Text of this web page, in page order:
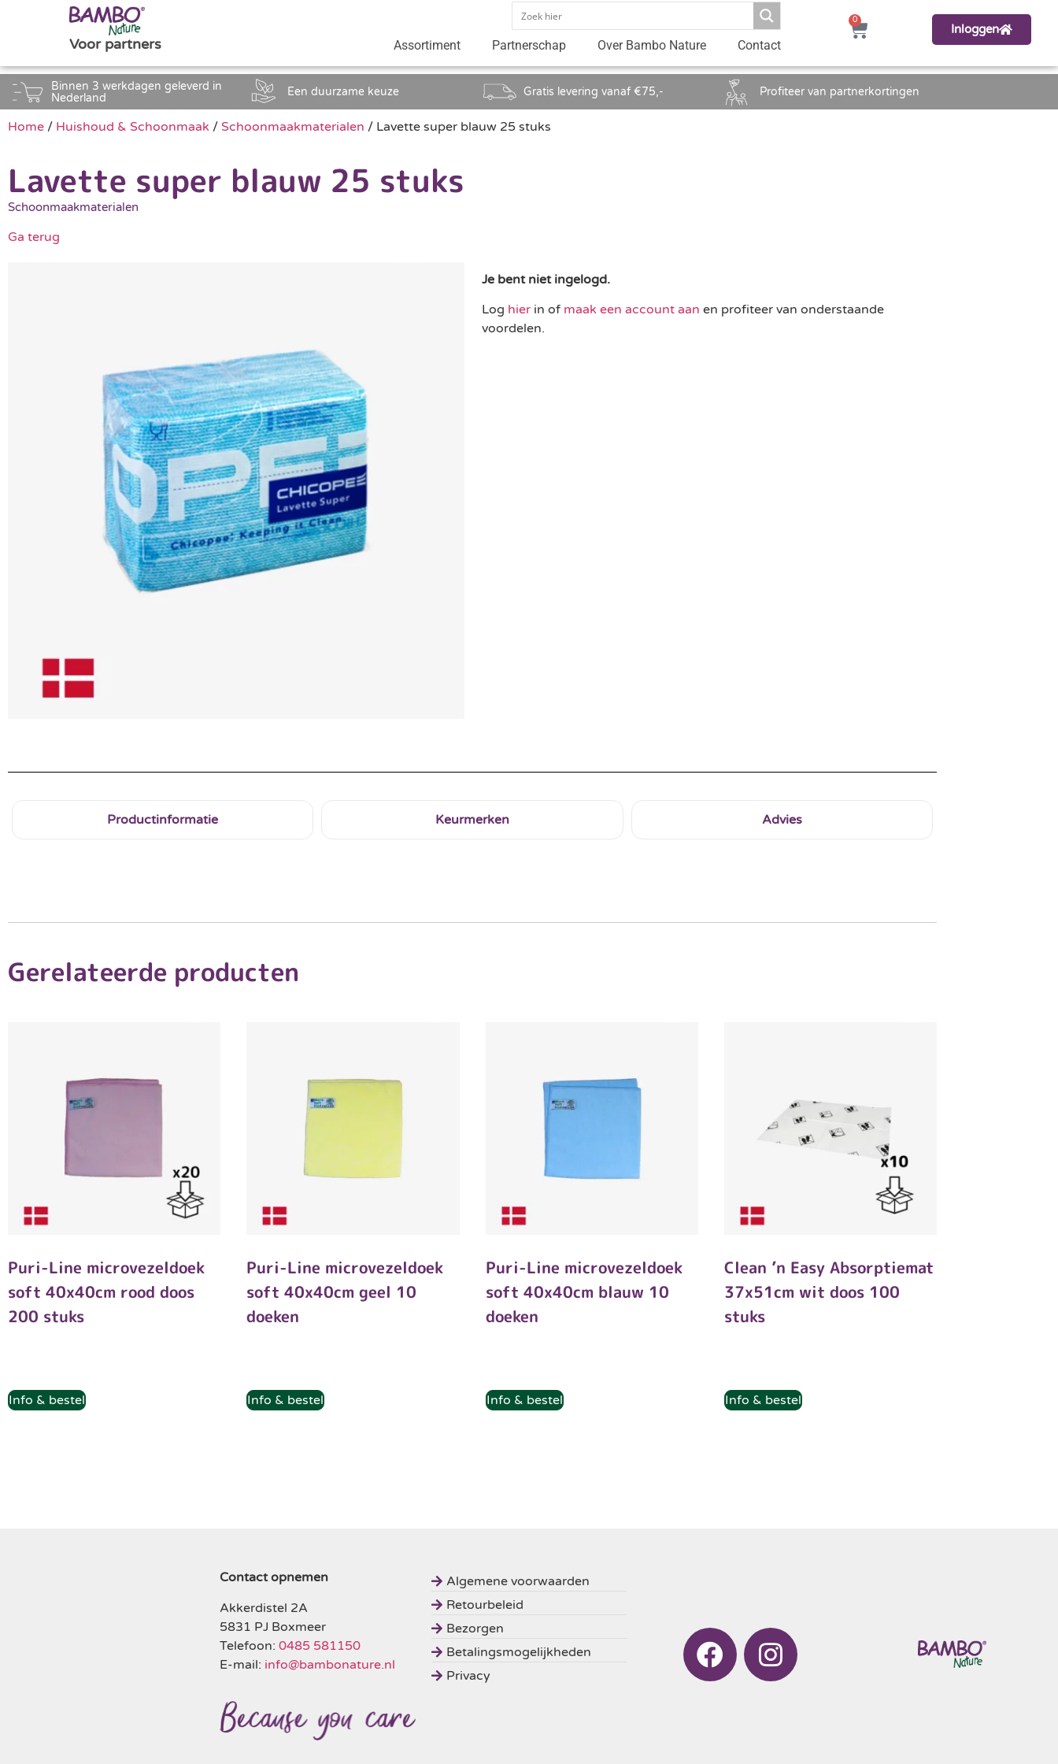
Voor partners Assortiment Partnerschap Over Bambo Nature Contact
0
Inloggen
Binnen 3 werkdagen geleverd in
Nederland
Een duurzame keuze Gratis levering vanaf €75,- Profiteer van partnerkortingen
Home / Huishoud & Schoonmaak / Schoonmaakmaterialen / Lavette super blauw 25 stuks
Lavette super blauw 25 stuks
Schoonmaakmaterialen
Ga terug
Je bent niet ingelogd.
Log hier in of maak een account aan en profiteer van onderstaande
voordelen.
Productinformatie Keurmerken Advies
Gerelateerde producten
Puri-Line microvezeldoek
soft 40x40cm rood doos
200 stuks
Info & bestel
Puri-Line microvezeldoek
soft 40x40cm geel 10
doeken
Info & bestel
Puri-Line microvezeldoek
soft 40x40cm blauw 10
doeken
Info & bestel
Clean ’n Easy Absorptiemat
37x51cm wit doos 100
stuks
Info & bestel
Contact opnemen
Akkerdistel 2A
5831 PJ Boxmeer
Telefoon: 0485 581150
E-mail: info@bambonature.nl
Algemene voorwaarden
Retourbeleid
Bezorgen
Betalingsmogelijkheden
Privacy